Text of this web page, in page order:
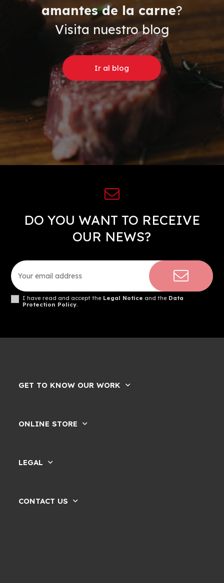
amantes de la carne?
Visita nuestro blog
Ir al blog
DO YOU WANT TO RECEIVE
OUR NEWS?
I have read and accept the Legal Notice and the Data
Protection Policy.
GET TO KNOW OUR WORK
ONLINE STORE
LEGAL
CONTACT US